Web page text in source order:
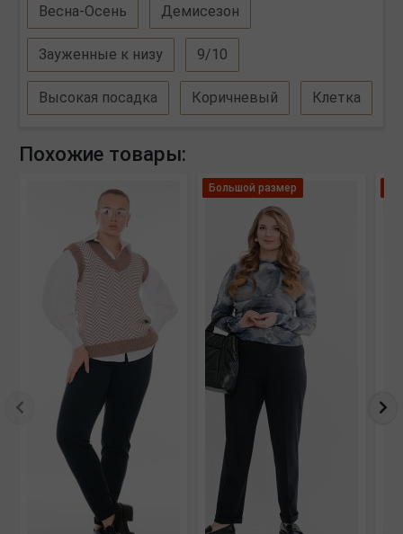
Весна-Осень
Демисезон
Зауженные к низу 9/10
Высокая посадка Коричневый Клетка
Похожие товары:
Большой размер